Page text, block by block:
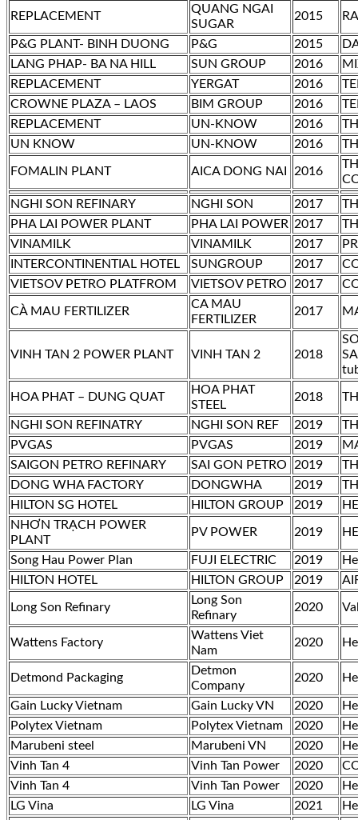
REPLACEMENT
QUANG NGAI
SUGAR
2015
P&G PLANT- BINH DUONG P&G 2015
LANG PHAP- BA NA HILL
SUN GROUP 2016
REPLACEMENT
YERGAT 2016
CROWNE PLAZA – LAOS
BIM GROUP 2016
REPLACEMENT
UN-KNOW 2016
UN KNOW
UN-KNOW 2016
FOMALIN PLANT AICA DONG NAI 2016
NGHI SON REFINARY
NGHI SON 2017
PHA LAI POWER PLANT
PHA LAI POWER 2017
VINAMILK
VINAMILK 2017
INTERCONTINENTIAL HOTEL
SUNGROUP 2017
VIETSOV PETRO PLATFROM
VIETSOV PETRO 2017
CÀ MAU FERTILIZER
CA MAU
FERTILIZER
2017
VINH TAN 2 POWER PLANT VINH TAN 2 2018
HOA PHAT – DUNG QUAT
HOA PHAT
STEEL
2018
NGHI SON REFINATRY NGHI SON REF 2019
PVGAS
PVGAS 2019
SAIGON PETRO REFINARY
SAI GON PETRO 2019
DONG WHA FACTORY
DONGWHA 2019
HILTON SG HOTEL
HILTON GROUP 2019
NHƠN TRẠCH POWER
PLANT
PV POWER 2019
Song Hau Power Plan FUJI ELECTRIC 2019
HILTON HOTEL
HILTON GROUP 2019
Long Son Refinary
Long Son
Refinary
2020
Wattens Factory
Wattens Viet
Nam
2020
Detmond Packaging
Detmon
Company
2020
Gain Lucky Vietnam Gain Lucky VN 2020
Polytex Vietnam
Polytex Vietnam 2020
Marubeni steel
Marubeni VN 2020
Vinh Tan 4
Vinh Tan Power 2020
Vinh Tan 4
Vinh Tan Power 2020
LG Vina
LG Vina 2021